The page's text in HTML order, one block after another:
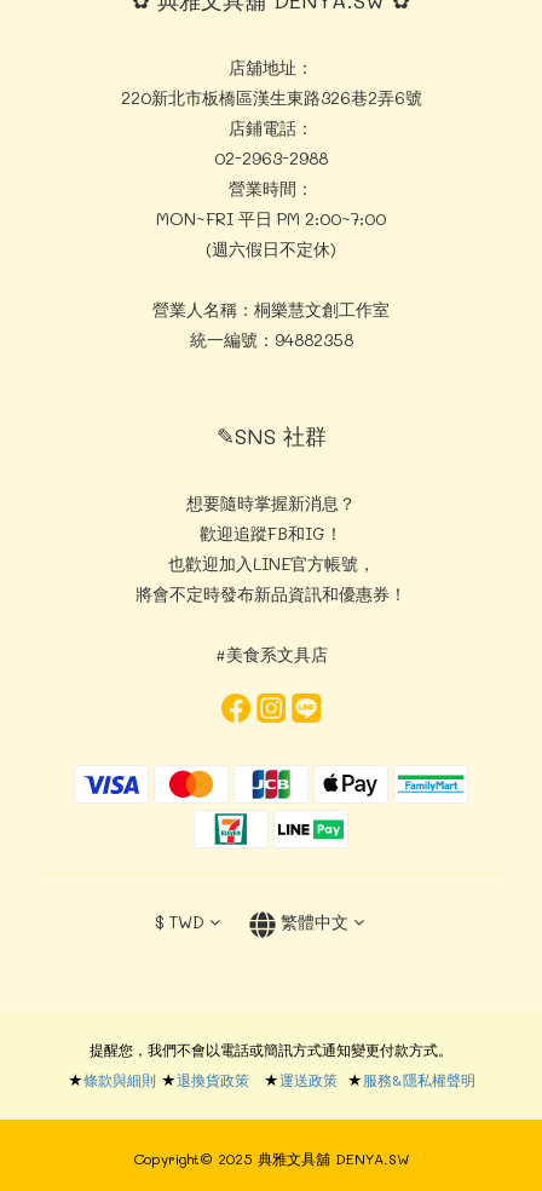
店舖地址：
220新北市板橋區漢生東路326巷2弄6號
店鋪電話：
02-2963-2988
營業時間：
MON~FRI 平日 PM 2:00~7:00
(週六假日不定休)
營業人名稱：桐樂慧文創工作室
統一編號：94882358
✎SNS 社群
想要隨時掌握新消息？
歡迎追蹤FB和IG！
也歡迎加入LINE官方帳號，
將會不定時發布新品資訊和優惠券！
#美食系文具店
$ TWD 繁體中文
提醒您，我們不會以電話或簡訊方式通知變更付款方式。
★條款與細則 ★退換貨政策★運送政策★服務&隱私權聲明
Copyright© 2025 典雅文具舖 DENYA.SW